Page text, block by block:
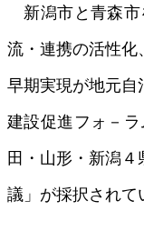
新潟市と青森市
流・連携の活性化
早期実現が地元自
建設促進フォ－
田・山形・新潟
議」が採択されて